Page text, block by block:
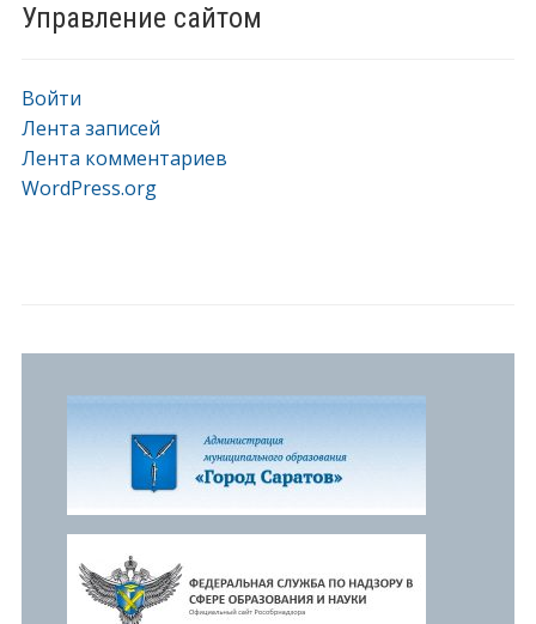
Управление сайтом
Войти
Лента записей
Лента комментариев
WordPress.org